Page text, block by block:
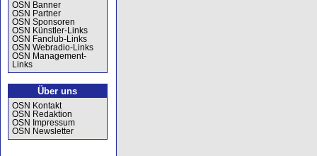
OSN Banner
OSN Partner
OSN Sponsoren
OSN Künstler-Links
OSN Fanclub-Links
OSN Webradio-Links
OSN Management-
Links
Über uns
OSN Kontakt
OSN Redaktion
OSN Impressum
OSN Newsletter